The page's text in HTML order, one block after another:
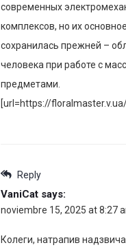
современных
комплексов, но их
сохранилась прежней –
человека при работе с
предметами.
[url=https://
Reply
VaniCat says:
noviembre 15, 2025 at 8:27
Колеги, натрапив